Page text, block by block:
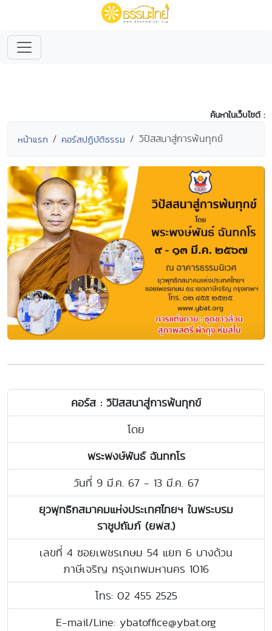
ค้นหาในเว็บไซต์ :
หน้าแรก คอร์สปฏิบัติธรรม วิปัสสนาสู่การพ้นทุกข์
คอร์ส : วิปัสสนาสู่การพ้นทุกข์
โดย
พระพงษ์พันธ์ ฉันทกโร
วันที่ 9 มี.ค. 67 - 13 มี.ค. 67
ยุวพุทธิกสมาคมแห่งประเทศไทยฯ ในพระบรม
ราชูปถัมภ์ (ยพส.)
เลขที่ 4 ซอยเพชรเกษม 54 แยก 6 บางด้วน
ภาษีเจริญ กรุงเทพมหานคร 1016
โทร: 02 455 2525
E-mail/Line: ybatoffice@ybat.org